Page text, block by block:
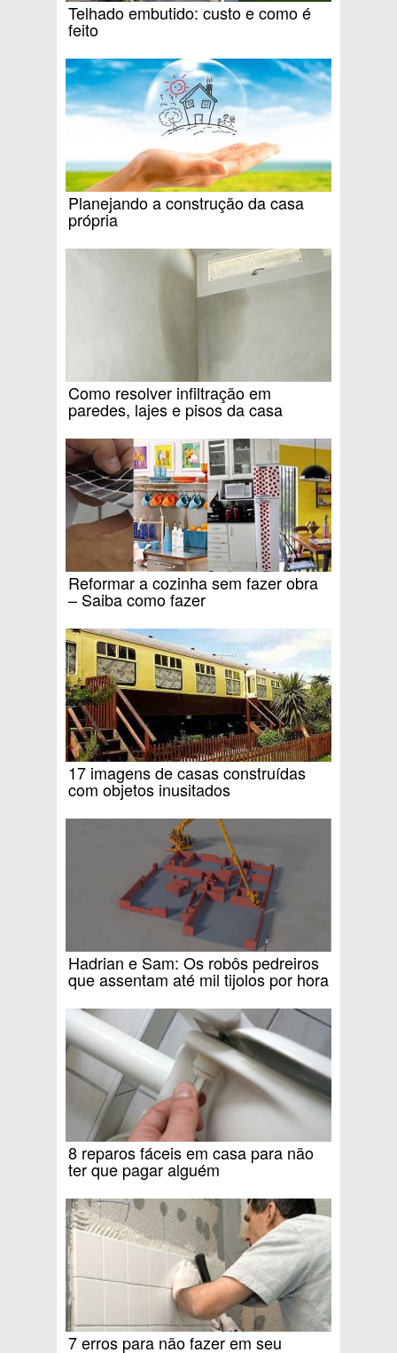
Telhado embutido: custo e como é
feito
Planejando a construção da casa
própria
Como resolver infiltração em
paredes, lajes e pisos da casa
Reformar a cozinha sem fazer obra
– Saiba como fazer
17 imagens de casas construídas
com objetos inusitados
Hadrian e Sam: Os robôs pedreiros
que assentam até mil tijolos por hora
8 reparos fáceis em casa para não
ter que pagar alguém
7 erros para não fazer em seu